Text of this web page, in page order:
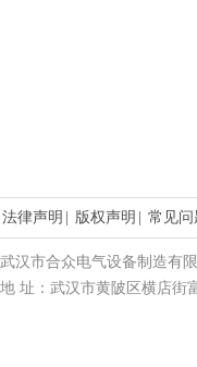
法律声明 版权声明 常见
武汉市合众电气设备制造有
地 址：武汉市黄陂区横店街